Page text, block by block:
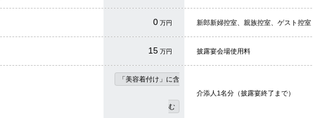
0 万円 新郎新婦控室、親族控室、ゲスト控室
15 万円 披露宴会場使用料
「美容着付け」に含
む
介添人1名分（披露宴終了まで）